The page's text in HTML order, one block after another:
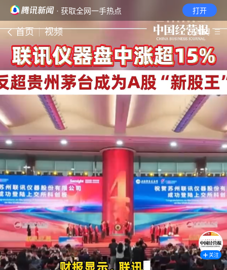
· 获取全网一手热点 打开
首页 视频 无障碍
关注